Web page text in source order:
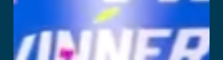
Przeczytaj więcej